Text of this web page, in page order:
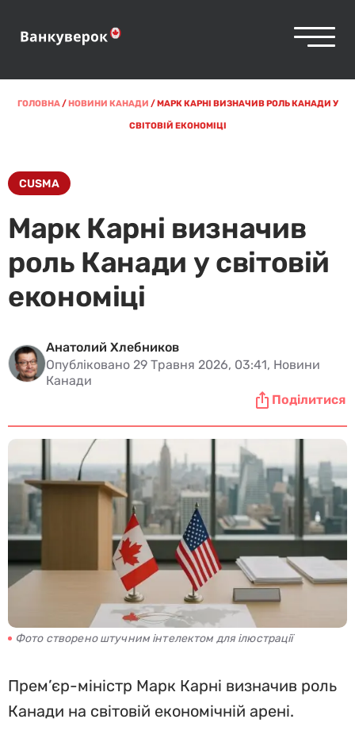
ГОЛОВНА/НОВИНИ КАНАДИ /МАРК КАРНІ ВИЗНАЧИВ РОЛЬ КАНАДИ У
СВІТОВІЙ ЕКОНОМІЦІ
CUSMA
Марк Карні визначив
роль Канади у світовій
економіці
Анатолий Хлебников
Опубліковано 29 Травня 2026, 03:41, Новини
Канади
Поділитися
Фото створено штучним інтелектом для ілюстрації
Прем’єр-міністр Марк Карні визначив роль
Канади на світовій економічній арені.